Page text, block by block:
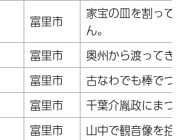
富里市
家宝の皿を割って
ん。
富里市
奥州から渡ってき
富里市
古なわでも棒でつ
富里市
千葉介胤政にまつ
富里市
山中で観音像を拾